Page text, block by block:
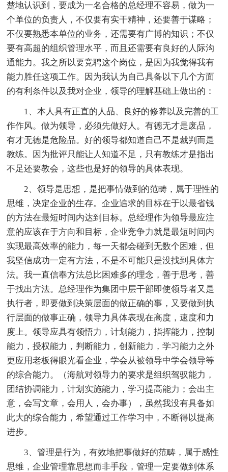
楚地认识到，要成为一名合格的总经理不容易，做为一
个单位的负责人，不仅要有实干精神，还要善于谋略；
不仅要熟悉本单位的业务，还需要有广博的知识；不仅
要有高超的组织管理水平，而且还需要有良好的人际沟
通能力。我之所以要竞聘这个岗位，是因为我觉得我有
能力胜任这项工作。因为我认为自己具备以下几个方面
的有利条件以及我对企业，领导的理解基础上做出的：
1、本人具有正直的人品、良好的修养以及完善的工
作作风。做为领导，必须先做好人。有德无才是废品，
有才无德是危险品。好的领导都知道自己不是裁判而是
教练。因为批评只能让人知道不足，只有教练才是指出
不足还要教会，这些也是好的领导的具体表现。
2、领导是思想，是把事情做到的范畴，属于理性的
思维，决定企业的生存。企业追求的目标在于以最省钱
的方法在最短时间内达到目标。总经理作为领导最应注
意的应该在于方向和目标，企业竞争力就是最短时间内
实现最高效率的能力，每一天都会碰到无数个困难，但
我坚信成功一定有方法，不是不可能只是没找到具体方
法。我一直信奉方法总比困难多的理念，善于思考，善
于找出方法。总经理作为集团中层干部即使领导者又是
执行者，即要做到决策层面的做正确的事，又要做到执
行层面的做事正确，领导力具体表现在高度，速度和力
度上。领导应具有领悟力，计划能力，指挥能力，控制
能力，授权能力，判断能力，创新能力，学习能力之外
更应用老板得眼光看企业，学会从被领导中学会领导等
的综合能力。（海航对领导力的要求是组织驾驭能力，
团结协调能力，计划实施能力，学习提高能力；会出主
意，会写文章，会用人，会办事），虽然我没有具备如
此大的综合能力，希望通过工作学习中，不断得以提高
进步。
3、管理是行为，有效地把事做好的范畴，属于感性
思维，企业管理靠思想而非手段，管理一定要做到体系